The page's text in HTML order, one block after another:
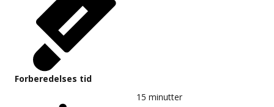
Forberedelses tid
15 minutter